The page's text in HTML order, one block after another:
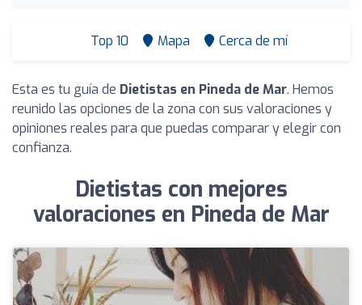
Top 10 Mapa Cerca de mí
Esta es tu guía de Dietistas en Pineda de Mar. Hemos
reunido las opciones de la zona con sus valoraciones y
opiniones reales para que puedas comparar y elegir con
confianza.
Dietistas con mejores
valoraciones en Pineda de Mar